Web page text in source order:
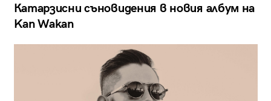
Катарзисни съновидения в новия албум на
Kan Wakan